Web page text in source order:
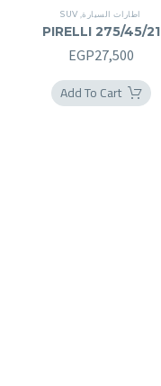
اطارات السيارة,
SUV
PIRELLI 275/45/21
EGP27,500
Add To Cart